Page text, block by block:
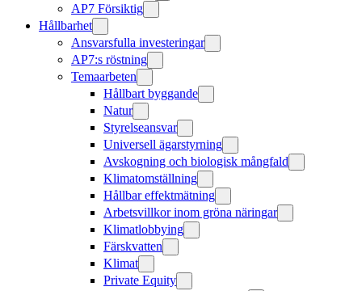
AP7 Försiktig
Hållbarhet
Ansvarsfulla investeringar
AP7:s röstning
Temaarbeten
Hållbart byggande
Natur
Styrelseansvar
Universell ägarstyrning
Avskogning och biologisk mångfald
Klimatomställning
Hållbar effektmätning
Arbetsvillkor inom gröna näringar
Klimatlobbying
Färskvatten
Klimat
Private Equity